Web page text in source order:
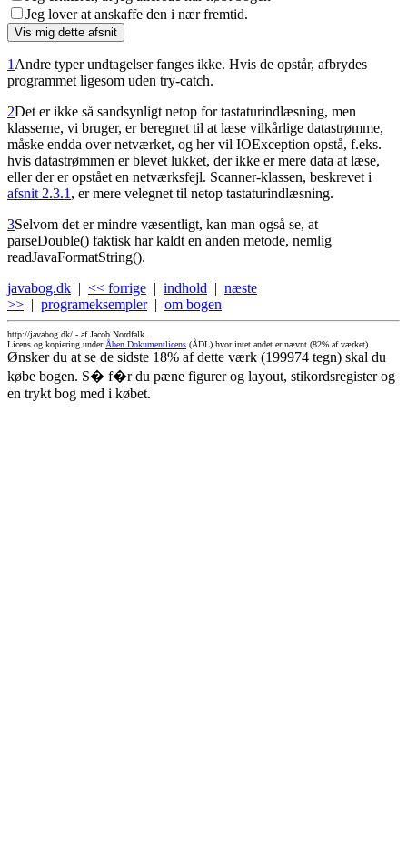
Jeg lover at anskaffe den i nær fremtid.
1Andre typer undtagelser fanges ikke. Hvis de opstår, afbrydes
programmet ligesom uden try-catch.
2Det er ikke så sandsynligt netop for tastaturindlæsning, men
klasserne, vi bruger, er beregnet til at læse vilkårlige datastrømme,
måske endda over netværket, og her vil IOException opstå, f.eks.
hvis datastrømmen er blevet lukket, der ikke er mere data at læse,
eller der er opstået en netværksfejl. Scanner-klassen, beskrevet i
afsnit 2.3.1, er mere velegnet til netop tastaturindlæsning.
3Selvom det er mindre væsentligt, kan man også se, at
parseDouble() faktisk har kaldt en anden metode, nemlig
readJavaFormatString().
javabog.dk | << forrige | indhold | næste
>> | programeksempler| om bogen
http://javabog.dk/ - af Jacob Nordfalk.
Licens og kopiering underÅben Dokumentlicens (ÅDL) hvor intet andet er nævnt (82% af værket).
Ønsker du at se de sidste 18% af dette værk (199974 tegn) skal du
købe bogen. S� f�r du pæne figurer og layout, stikordsregister og
en trykt bog med i købet.